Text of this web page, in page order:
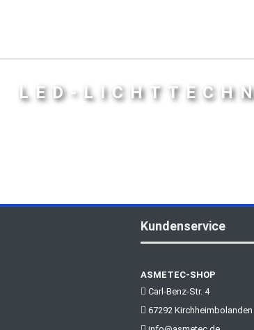
LED-
Kundenservice
ASMETEC-SHOP
Carl-Benz-Str. 4
67292 Kirchheimbolanden